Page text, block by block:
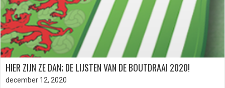
HIER ZIJN ZE DAN; DE LIJSTEN VAN DE BOUTDRAAI 2020!
december 12, 2020